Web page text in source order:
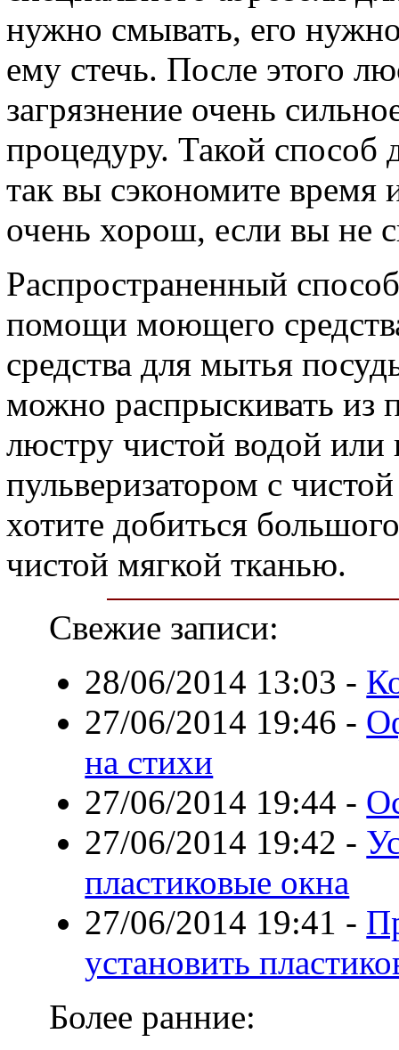
нужно смывать, его
ему стечь. После этого
загрязнение очень
процедуру. Такой способ
так вы сэкономите время
очень хорош, если вы не
Распространенный
помощи моющего
средства для мытья
можно распрыскивать из
люстру чистой водой или
пульверизатором с
хотите добиться
чистой мягкой тканью.
Свежие записи:
28/06/2014 13:03 -
27/06/2014 19:46 -
на стихи
27/06/2014 19:44 -
27/06/2014 19:42 -
пластиковые окна
27/06/2014 19:41 -
установить
Более ранние: